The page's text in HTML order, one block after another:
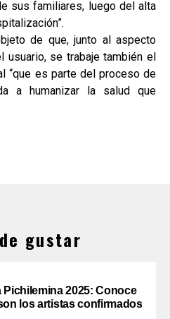
sus familiares, luego del alta
de que, junto al aspecto
usuario, se trabaje también el
“que es parte del proceso de
a humanizar la salud que
gustar
Pichilemina 2025: Conoce
los artistas confirmados